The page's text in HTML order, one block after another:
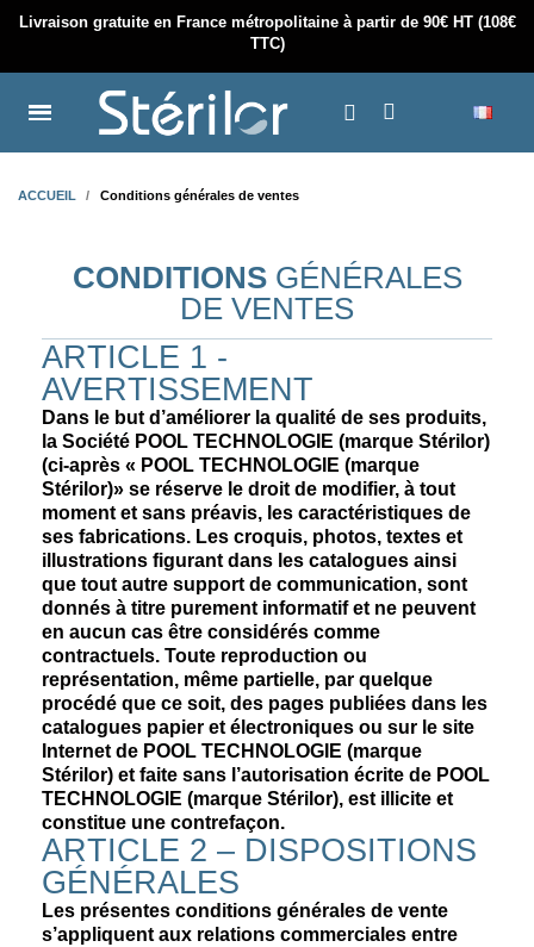
Livraison gratuite en France métropolitaine à partir de 90€ HT (108€
TTC)
ACCUEIL Conditions générales de ventes
CONDITIONSGÉNÉRALES
DE VENTES
ARTICLE 1 -
AVERTISSEMENT
Dans le but d’améliorer la qualité de ses produits,
la Société POOL TECHNOLOGIE (marque Stérilor)
(ci-après « POOL TECHNOLOGIE (marque
Stérilor)» se réserve le droit de modifier, à tout
moment et sans préavis, les caractéristiques de
ses fabrications. Les croquis, photos, textes et
illustrations figurant dans les catalogues ainsi
que tout autre support de communication, sont
donnés à titre purement informatif et ne peuvent
en aucun cas être considérés comme
contractuels. Toute reproduction ou
représentation, même partielle, par quelque
procédé que ce soit, des pages publiées dans les
catalogues papier et électroniques ou sur le site
Internet de POOL TECHNOLOGIE (marque
Stérilor) et faite sans l’autorisation écrite de POOL
TECHNOLOGIE (marque Stérilor), est illicite et
constitue une contrefaçon.
ARTICLE 2 – DISPOSITIONS
GÉNÉRALES
Les présentes conditions générales de vente
s’appliquent aux relations commerciales entre